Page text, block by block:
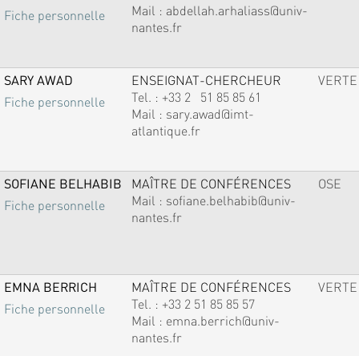
Fiche personnelle
Mail : abdellah.arhaliass@univ-
nantes.fr
SARY AWAD
Fiche personnelle
ENSEIGNAT-CHERCHEUR
Tel. : +33 2 51 85 85 61
Mail : sary.awad@imt-
atlantique.fr
VERTE
SOFIANE BELHABIB
Fiche personnelle
MAÎTRE DE CONFÉRENCES
Mail : sofiane.belhabib@univ-
nantes.fr
OSE
EMNA BERRICH
Fiche personnelle
MAÎTRE DE CONFÉRENCES
Tel. : +33 2 51 85 85 57
Mail : emna.berrich@univ-
nantes.fr
VERTE